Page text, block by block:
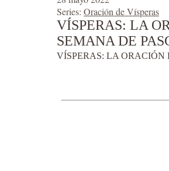
Series: Oración de Vísperas
VÍSPERAS: LA
SEMANA DE
VÍSPERAS: LA ORACIÓN